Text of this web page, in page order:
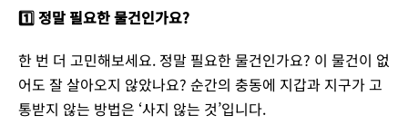
1️⃣ 정말 필요한 물건인가요?
한 번 더 고민해보세요. 정말 필요한 물건인가요? 이 물건이 없
어도 잘 살아오지 않았나요? 순간의 충동에 지갑과 지구가 고
통받지 않는 방법은 ‘사지 않는 것’입니다.